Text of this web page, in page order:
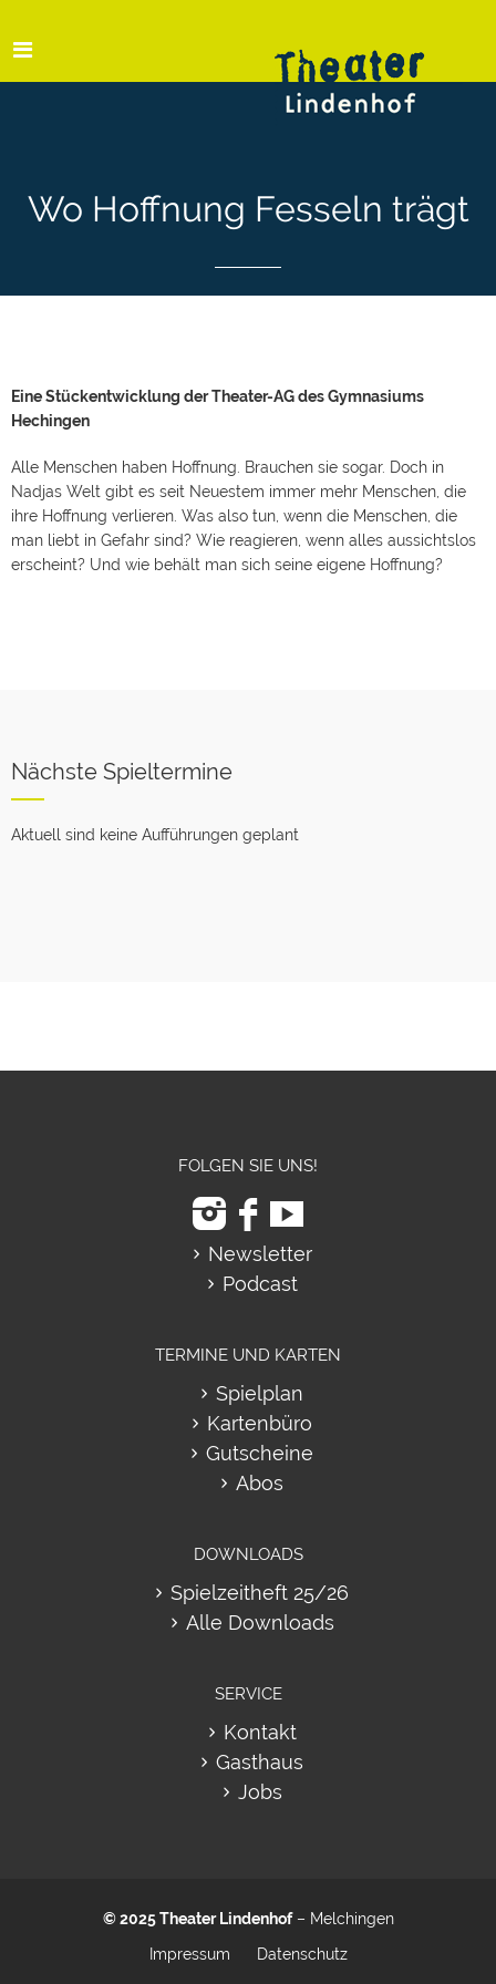
Wo Hoffnung Fesseln trägt
Eine Stückentwicklung der Theater-AG des Gymnasiums
Hechingen
Alle Menschen haben Hoffnung. Brauchen sie sogar. Doch in
Nadjas Welt gibt es seit Neuestem immer mehr Menschen, die
ihre Hoffnung verlieren. Was also tun, wenn die Menschen, die
man liebt in Gefahr sind? Wie reagieren, wenn alles aussichtslos
erscheint? Und wie behält man sich seine eigene Hoffnung?
Nächste Spieltermine
Aktuell sind keine Aufführungen geplant
FOLGEN SIE UNS!
Newsletter
Podcast
TERMINE UND KARTEN
Spielplan
Kartenbüro
Gutscheine
Abos
DOWNLOADS
Spielzeitheft 25/26
Alle Downloads
SERVICE
Kontakt
Gasthaus
Jobs
© 2025Theater Lindenhof– Melchingen
Impressum
Datenschutz